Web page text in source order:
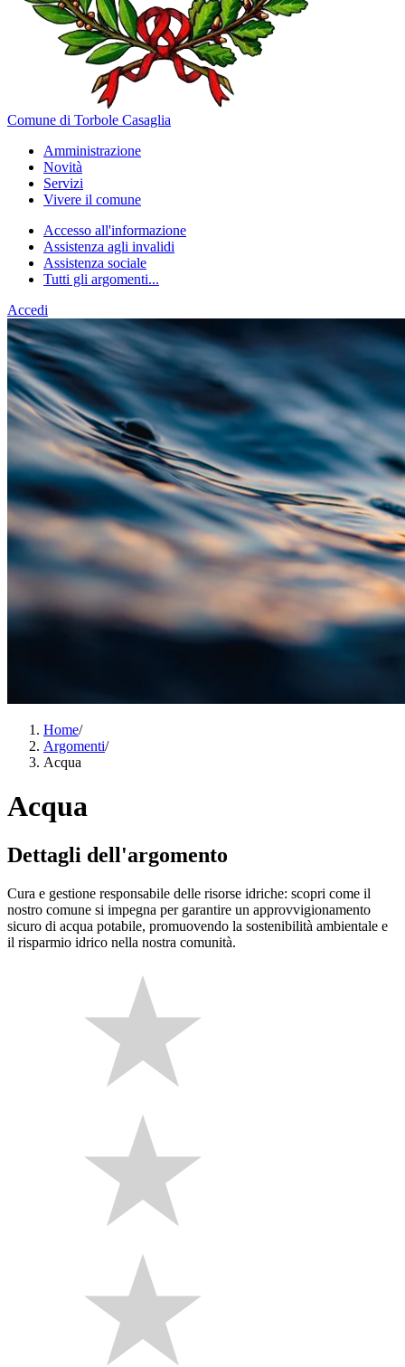
Comune di Torbole Casaglia
Amministrazione
Novità
Servizi
Vivere il comune
Accesso all'informazione
Assistenza agli invalidi
Assistenza sociale
Tutti gli argomenti...
Accedi
Home/
Argomenti/
Acqua
Acqua
Dettagli dell'argomento
Cura e gestione responsabile delle risorse idriche: scopri come il
nostro comune si impegna per garantire un approvvigionamento
sicuro di acqua potabile, promuovendo la sostenibilità ambientale e
il risparmio idrico nella nostra comunità.